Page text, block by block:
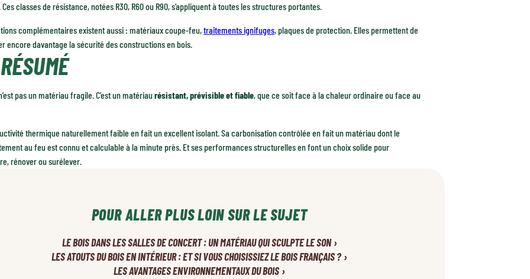
classes de résistance, notées R30, R60 ou R90, s’appliquent à toutes les structures portantes.
complémentaires existent aussi : matériaux coupe-feu,traitements ignifuges, plaques de protection. Elles permettent de
encore davantage la sécurité des constructions en bois.
pas un matériau fragile. C’est un matériau résistant, prévisible et fiable, que ce soit face à la chaleur ordinaire ou face au
thermique naturellement faible en fait un excellent isolant. Sa carbonisation contrôlée en fait un matériau dont le
au feu est connu et calculable à la minute près. Et ses performances structurelles en font un choix solide pour
rénover ou surélever.
POUR ALLER PLUS LOIN SUR LE SUJET
LE BOIS DANS LES SALLES DE CONCERT : UN MATÉRIAU QUI SCULPTE LE SON›
LES ATOUTS DU BOIS EN INTÉRIEUR : ET SI VOUS CHOISISSIEZ LE BOIS FRANÇAIS ? ›
LES AVANTAGES ENVIRONNEMENTAUX DU BOIS ›